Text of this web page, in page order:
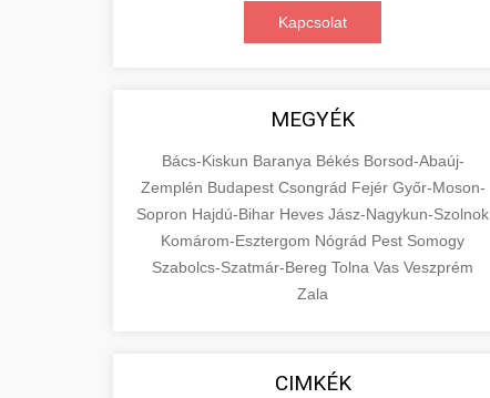
Kapcsolat
MEGYÉK
Bács-Kiskun Baranya Békés Borsod-Abaúj-
Zemplén Budapest Csongrád Fejér Győr-Moson-
Sopron Hajdú-Bihar Heves Jász-Nagykun-Szolnok
Komárom-Esztergom Nógrád Pest Somogy
Szabolcs-Szatmár-Bereg Tolna Vas Veszprém
Zala
CIMKÉK